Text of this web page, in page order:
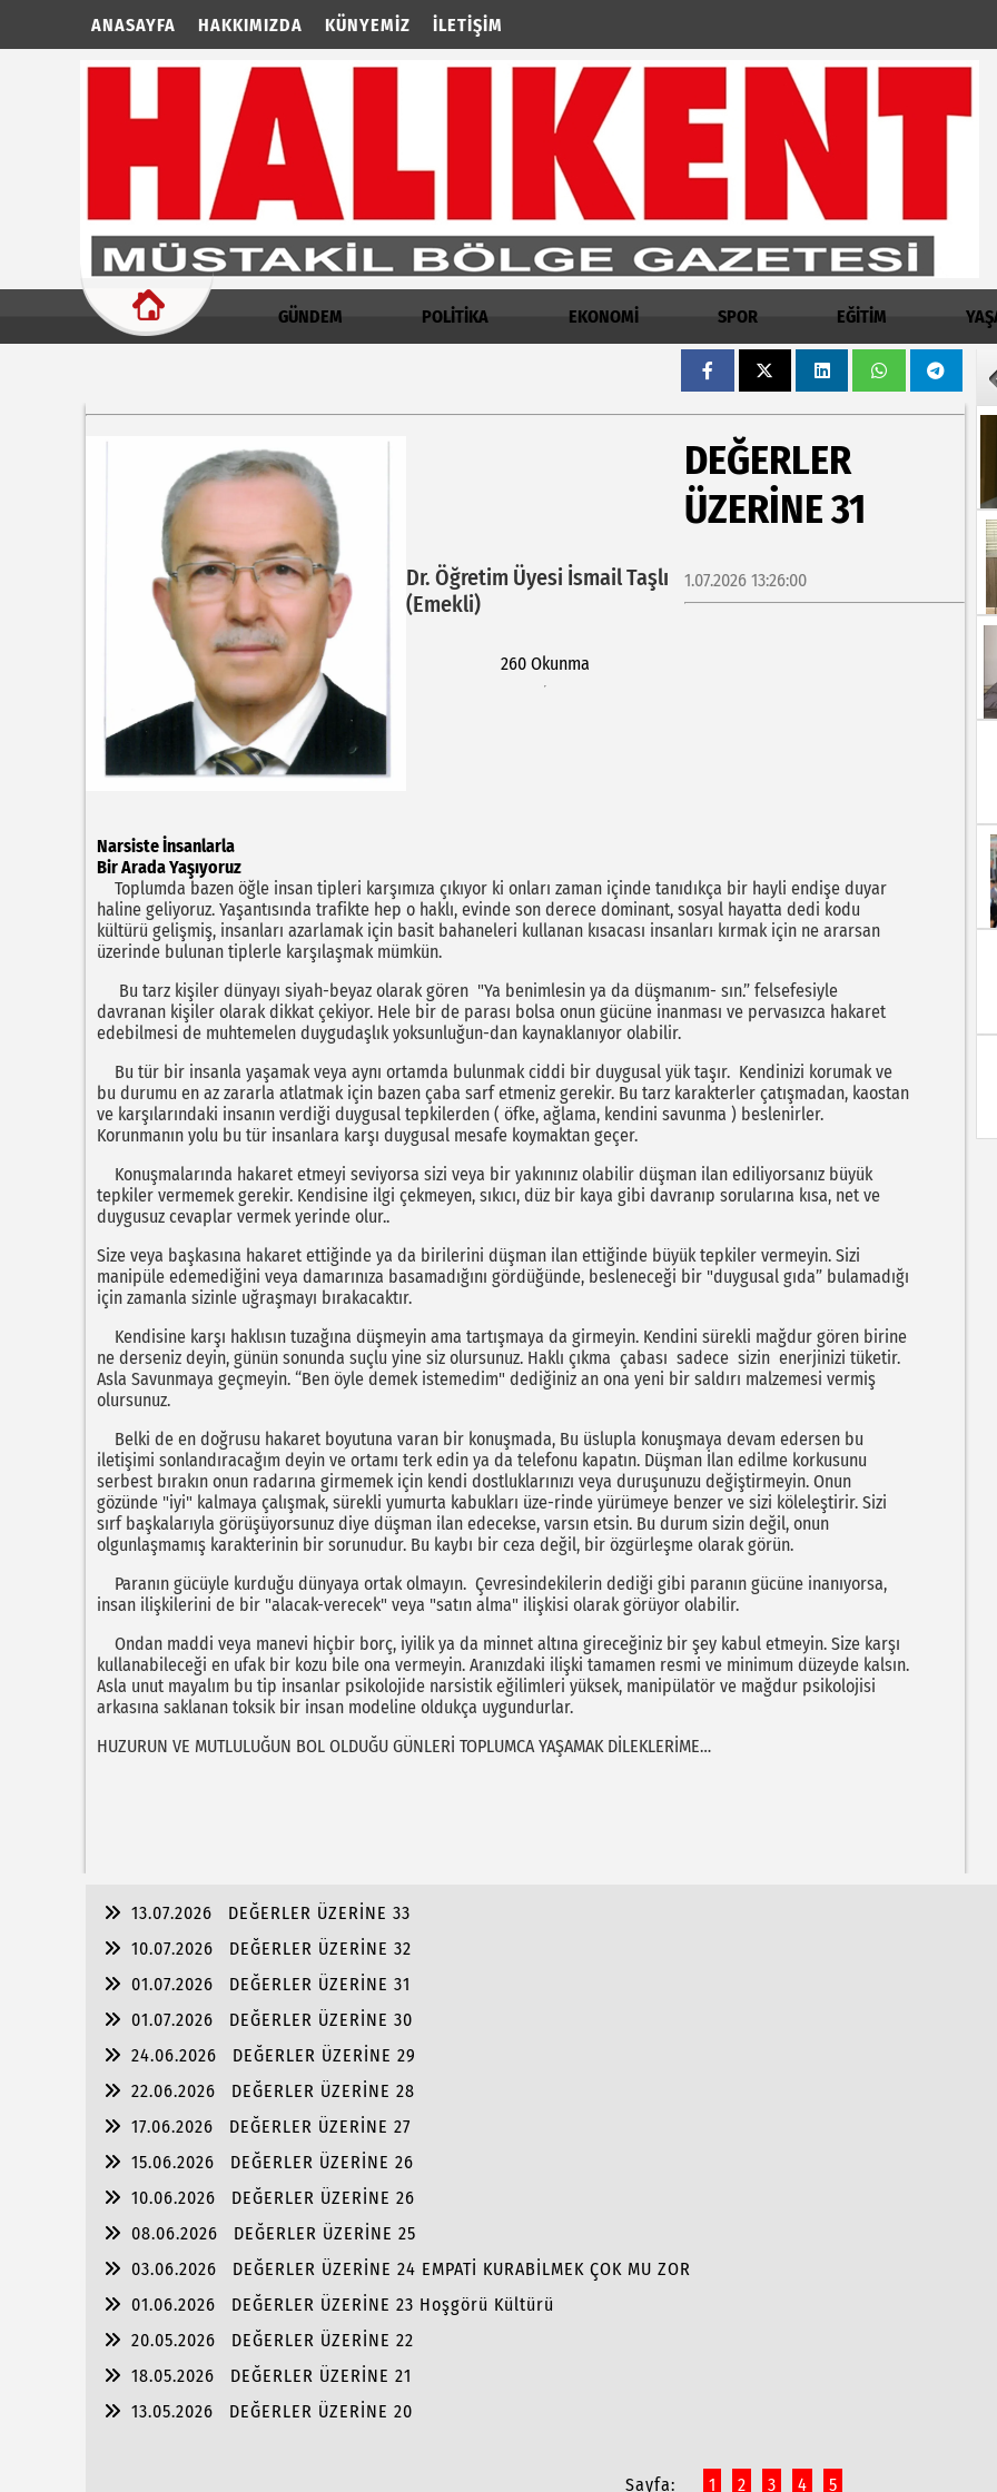
ANASAYFA HAKKIMIZDA KÜNYEMIZ İLETIŞIM
GÜNDEM POLİTİKA EKONOMİ SPOR EĞİTİM
Dr. Öğretim Üyesi İsmail Taşlı
(Emekli)
260 Okunma
DEĞERLER
ÜZERİNE 31
1.07.2026 13:26:00
Narsiste İnsanlarla
Bir Arada Yaşıyoruz
Toplumda bazen öğle insan tipleri karşımıza çıkıyor ki onları zaman içinde tanıdıkça bir hayli endişe duyar
haline geliyoruz. Yaşantısında trafikte hep o haklı, evinde son derece dominant, sosyal hayatta dedi kodu
kültürü gelişmiş, insanları azarlamak için basit bahaneleri kullanan kısacası insanları kırmak için ne ararsan
üzerinde bulunan tiplerle karşılaşmak mümkün.
Bu tarz kişiler dünyayı siyah-beyaz olarak gören "Ya benimlesin ya da düşmanım- sın.” felsefesiyle
davranan kişiler olarak dikkat çekiyor. Hele bir de parası bolsa onun gücüne inanması ve pervasızca hakaret
edebilmesi de muhtemelen duygudaşlık yoksunluğun-dan kaynaklanıyor olabilir.
Bu tür bir insanla yaşamak veya aynı ortamda bulunmak ciddi bir duygusal yük taşır. Kendinizi korumak ve
bu durumu en az zararla atlatmak için bazen çaba sarf etmeniz gerekir. Bu tarz karakterler çatışmadan, kaostan
ve karşılarındaki insanın verdiği duygusal tepkilerden ( öfke, ağlama, kendini savunma ) beslenirler.
Korunmanın yolu bu tür insanlara karşı duygusal mesafe koymaktan geçer.
Konuşmalarında hakaret etmeyi seviyorsa sizi veya bir yakınınız olabilir düşman ilan ediliyorsanız büyük
tepkiler vermemek gerekir. Kendisine ilgi çekmeyen, sıkıcı, düz bir kaya gibi davranıp sorularına kısa, net ve
duygusuz cevaplar vermek yerinde olur..
Size veya başkasına hakaret ettiğinde ya da birilerini düşman ilan ettiğinde büyük tepkiler vermeyin. Sizi
manipüle edemediğini veya damarınıza basamadığını gördüğünde, besleneceği bir "duygusal gıda” bulamadığı
için zamanla sizinle uğraşmayı bırakacaktır.
Kendisine karşı haklısın tuzağına düşmeyin ama tartışmaya da girmeyin. Kendini sürekli mağdur gören birine
ne derseniz deyin, günün sonunda suçlu yine siz olursunuz. Haklı çıkma çabası sadece sizin enerjinizi tüketir.
Asla Savunmaya geçmeyin. “Ben öyle demek istemedim" dediğiniz an ona yeni bir saldırı malzemesi vermiş
olursunuz.
Belki de en doğrusu hakaret boyutuna varan bir konuşmada, Bu üslupla konuşmaya devam edersen bu
iletişimi sonlandıracağım deyin ve ortamı terk edin ya da telefonu kapatın. Düşman İlan edilme korkusunu
serbest bırakın onun radarına girmemek için kendi dostluklarınızı veya duruşunuzu değiştirmeyin. Onun
gözünde "iyi" kalmaya çalışmak, sürekli yumurta kabukları üze-rinde yürümeye benzer ve sizi köleleştirir. Sizi
sırf başkalarıyla görüşüyorsunuz diye düşman ilan edecekse, varsın etsin. Bu durum sizin değil, onun
olgunlaşmamış karakterinin bir sorunudur. Bu kaybı bir ceza değil, bir özgürleşme olarak görün.
Paranın gücüyle kurduğu dünyaya ortak olmayın. Çevresindekilerin dediği gibi paranın gücüne inanıyorsa,
insan ilişkilerini de bir "alacak-verecek" veya "satın alma" ilişkisi olarak görüyor olabilir.
Ondan maddi veya manevi hiçbir borç, iyilik ya da minnet altına gireceğiniz bir şey kabul etmeyin. Size karşı
kullanabileceği en ufak bir kozu bile ona vermeyin. Aranızdaki ilişki tamamen resmi ve minimum düzeyde kalsın.
Asla unut mayalım bu tip insanlar psikolojide narsistik eğilimleri yüksek, manipülatör ve mağdur psikolojisi
arkasına saklanan toksik bir insan modeline oldukça uygundurlar.
HUZURUN VE MUTLULUĞUN BOL OLDUĞU GÜNLERİ TOPLUMCA YAŞAMAK DİLEKLERİME…
13.07.2026
DEĞERLER ÜZERİNE 33
10.07.2026
DEĞERLER ÜZERİNE 32
01.07.2026
DEĞERLER ÜZERİNE 31
01.07.2026
DEĞERLER ÜZERİNE 30
24.06.2026
DEĞERLER ÜZERİNE 29
22.06.2026
DEĞERLER ÜZERİNE 28
17.06.2026
DEĞERLER ÜZERİNE 27
15.06.2026
DEĞERLER ÜZERİNE 26
10.06.2026
DEĞERLER ÜZERİNE 26
08.06.2026
DEĞERLER ÜZERİNE 25
03.06.2026
DEĞERLER ÜZERİNE 24 EMPATİ KURABİLMEK ÇOK MU ZOR
01.06.2026
DEĞERLER ÜZERİNE 23 Hoşgörü Kültürü
20.05.2026
DEĞERLER ÜZERİNE 22
18.05.2026
DEĞERLER ÜZERİNE 21
13.05.2026
DEĞERLER ÜZERİNE 20
Sayfa: 1 2 3 4 5